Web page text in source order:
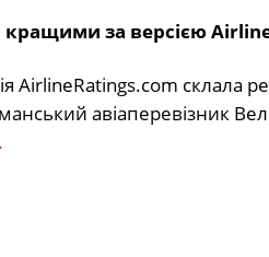
кращими за версією
AirlineRatings.com склала
авіаперевізник